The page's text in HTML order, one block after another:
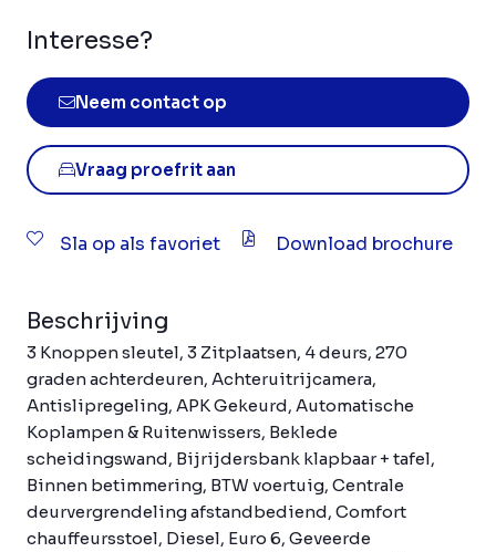
Interesse?
Neem contact op
Vraag proefrit aan
Sla op als favoriet Download brochure
Beschrijving
3 Knoppen sleutel, 3 Zitplaatsen, 4 deurs, 270
graden achterdeuren, Achteruitrijcamera,
Antislipregeling, APK Gekeurd, Automatische
Koplampen & Ruitenwissers, Beklede
scheidingswand, Bijrijdersbank klapbaar + tafel,
Binnen betimmering, BTW voertuig, Centrale
deurvergrendeling afstandbediend, Comfort
chauffeursstoel, Diesel, Euro 6, Geveerde